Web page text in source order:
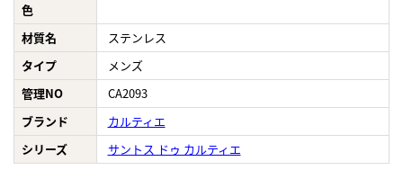
色
材質名
ステンレス
タイプ
メンズ
管理NO
CA2093
ブランド
カルティエ
シリーズ
サントス ドゥ カルティエ